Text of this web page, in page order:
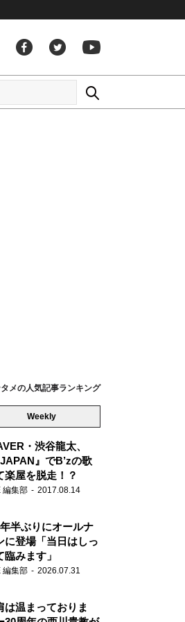
メの人気記事ランキング
Weekly
・渋谷龍太、
』でB’zの歌
楽屋を脱走！？
編集部 2017.08.14
半ぶりにオールナ
に登場「当日はしっ
みます」
編集部 2026.07.31
は温まっておりま